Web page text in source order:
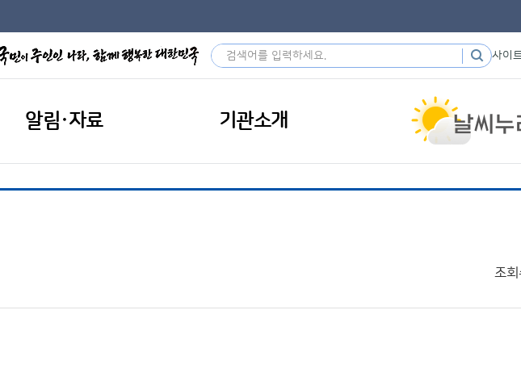
사이
알림·자료 기관소개
조회